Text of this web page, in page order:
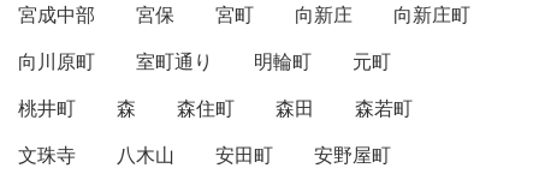
宮成中部
宮保 宮町 向新庄
向新庄町
向川原町
室町通り 明輪町
元町
桃井町
森 森住町 森田
森若町
文珠寺
八木山 安田町 安野屋町